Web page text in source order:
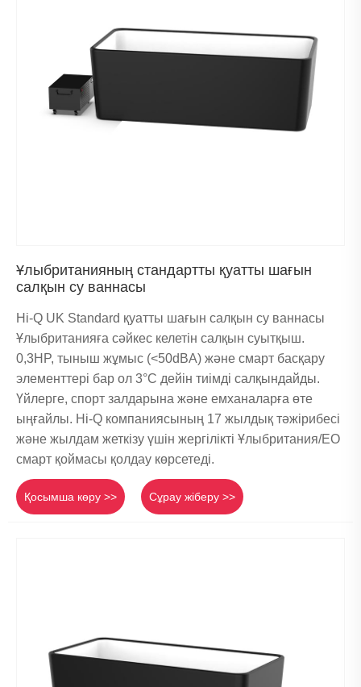
Ұлыбританияның стандартты қуатты шағын
салқын су ваннасы
Hi-Q UK Standard қуатты шағын салқын су ваннасы
Ұлыбританияға сәйкес келетін салқын суытқыш.
0,3HP, тыныш жұмыс (<50dBA) және смарт басқару
элементтері бар ол 3°C дейін тиімді салқындайды.
Үйлерге, спорт залдарына және емханаларға өте
ыңғайлы. Hi-Q компаниясының 17 жылдық тәжірибесі
және жылдам жеткізу үшін жергілікті Ұлыбритания/ЕО
смарт қоймасы қолдау көрсетеді.
Қосымша көру >> Сұрау жіберу >>